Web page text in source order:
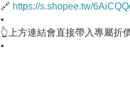
🔗 https://s.shopee.tw/
•
👆上方連結會直接帶入專屬折
•